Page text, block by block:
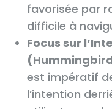
favorisée par
difficile à
Focus sur
est impératif
l’intention